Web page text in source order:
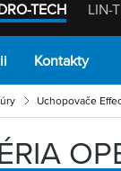
TECH LIN-
Kontakty
Uchopovače